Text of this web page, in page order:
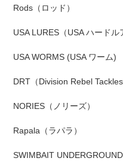
Rods（ロッド）
USA LURES（USA ハードル
USA WORMS (USA ワーム)
DRT（Division Rebel Tackles
NORIES（ノリーズ）
Rapala（ラパラ）
SWIMBAIT